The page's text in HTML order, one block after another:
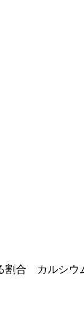
割合 カルシ